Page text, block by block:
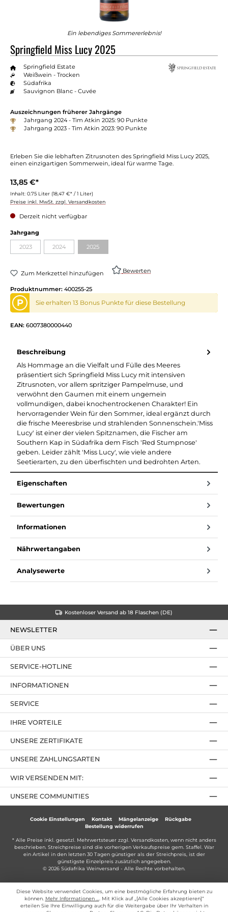
Ein lebendiges Sommererlebnis!
Springfield Miss Lucy 2025
Springfield Estate
Weißwein - Trocken
Südafrika
Sauvignon Blanc - Cuvée
Auszeichnungen früherer Jahrgänge
Jahrgang 2024 - Tim Atkin 2025: 90 Punkte
Jahrgang 2023 - Tim Atkin 2023: 90 Punkte
Erleben Sie die lebhaften Zitrusnoten des Springfield Miss Lucy 2025,
einen einzigartigen Sommerwein, ideal für warme Tage.
13,85 €*
Inhalt: 0.75 Liter (18,47 €* / 1 Liter)
Preise inkl. MwSt. zzgl. Versandkosten
Derzeit nicht verfügbar
Jahrgang
2023(Diese Option ist zurzeit nicht verfügbar.)
2024(Diese Option ist zurzeit nicht verfügbar.)
2025(Diese Option ist zurzeit nicht verfügbar.)
Zum Merkzettel hinzufügen Bewerten
Produktnummer: 400255-25
P Sie erhalten 13 Bonus Punkte für diese Bestellung
EAN: 6007380000440
Beschreibung
Als Hommage an die Vielfalt und Fülle des Meeres
präsentiert sich Springfield Miss Lucy mit intensiven
Zitrusnoten, vor allem spritziger Pampelmuse, und
verwöhnt den Gaumen mit einem ungemein
vollmundigen, dabei knochentrockenen Charakter! Ein
hervorragender Wein für den Sommer, ideal ergänzt durch
die frische Meeresbrise und strahlenden Sonnenschein.'Miss
Lucy' ist einer der vielen Spitznamen, die Fischer am
Southern Kap in Südafrika dem Fisch 'Red Stumpnose'
geben. Leider zählt 'Miss Lucy', wie viele andere
Seetierarten, zu den überfischten und bedrohten Arten.
Eigenschaften
Bewertungen
Informationen
Nährwertangaben
Analysewerte
Kostenloser Versand ab 18 Flaschen (DE)
NEWSLETTER
SERVICE-HOTLINE
IHRE VORTEILE
UNSERE ZAHLUNGSARTEN
ÜBER UNS
UNSERE ZERTIFIKATE
INFORMATIONEN
SERVICE
UNSERE COMMUNITIES
WIR VERSENDEN MIT:
Cookie Einstellungen Kontakt Mängelanzeige
Rückgabe
Bestellung widerrufen
* Alle Preise inkl. gesetzl. Mehrwertsteuer zzgl. Versandkosten, wenn nicht anders
beschrieben. Streichpreise sind die vorherigen Verkaufspreise gem. Staffel. War
ein Artikel in den letzten 30 Tagen günstiger als der Streichpreis, ist der
günstigste Einzelpreis zusätzlich angegeben.
© 2026 Südafrika Weinversand - Alle Rechte vorbehalten.
Diese Website verwendet Cookies, um eine bestmögliche Erfahrung bieten zu
können. Mehr Informationen ...
. Mit Klick auf „[Alle Cookies akzeptieren]“
erteilen Sie Ihre Einwilligung auch für die Weitergabe über Ihr Verhalten in